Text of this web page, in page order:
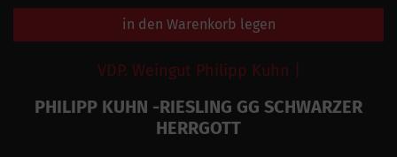
in den Warenkorb legen
VDP. Weingut Philipp Kuhn |
PHILIPP KUHN -RIESLING GG SCHWARZER
HERRGOTT